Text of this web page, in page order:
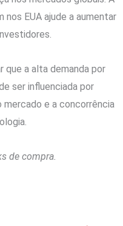
EUA ajude a aumentar
a alta demanda por
ser influenciada por
e a concorrência
de compra.